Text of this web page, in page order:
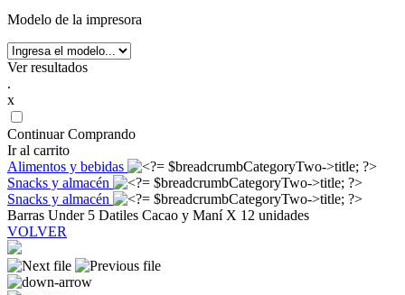
Modelo de la impresora
Ver resultados
.
x
Continuar Comprando
Ir al carrito
Alimentos y bebidas
Snacks y almacén
Snacks y almacén
Barras Under 5 Datiles Cacao y Maní X 12 unidades
VOLVER